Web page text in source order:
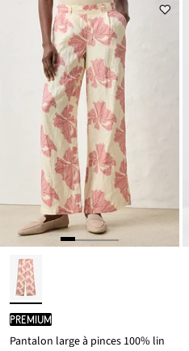
PREMIUM
Pantalon large à pinces 100% lin